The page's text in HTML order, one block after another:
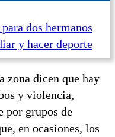
dos hermanos
y hacer deporte
zona dicen que hay
y violencia,
por grupos de
en ocasiones, los